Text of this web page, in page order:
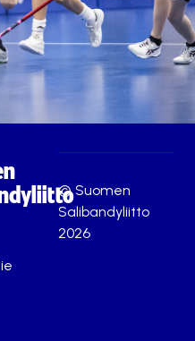
© Suomen
Salibandyliitto
2026